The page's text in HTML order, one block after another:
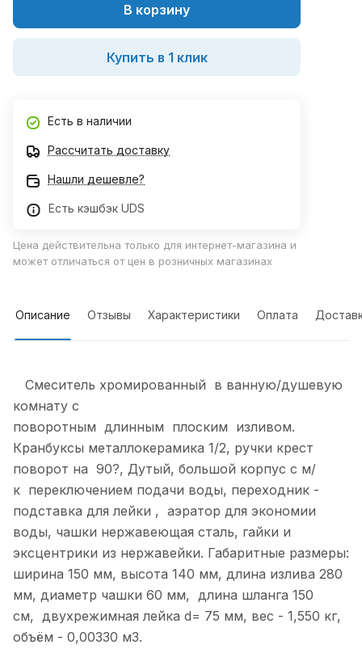
В корзину
Купить в 1 клик
Есть в наличии
Рассчитать доставку
Нашли дешевле?
Есть кэшбэк UDS
Цена действительна только для интернет-магазина и
может отличаться от цен в розничных магазинах
Описание Отзывы Характеристики Оплата
Смеситель хромированный в ванную/душевую
комнату с
поворотным длинным плоским изливом.
Кранбуксы металлокерамика 1/2, ручки крест
поворот на 90?, Дутый, большой корпус с м/
к переключением подачи воды, переходник -
подставка для лейки , аэратор для экономии
воды, чашки нержавеющая сталь, гайки и
эксцентрики из нержавейки. Габаритные размеры:
ширина 150 мм, высота 140 мм, длина излива 280
мм, диаметр чашки 60 мм, длина шланга 150
см, двухрежимная лейка d= 75 мм, вес - 1,550 кг,
объём - 0,00330 м3.